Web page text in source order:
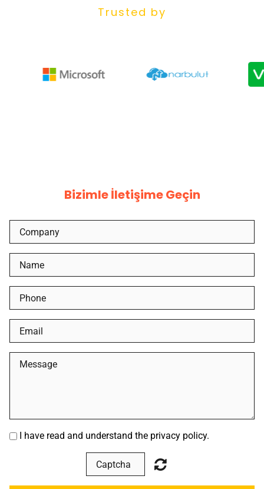
Trusted by
Bizimle İletişime Geçin
I have read and understand the privacy policy.